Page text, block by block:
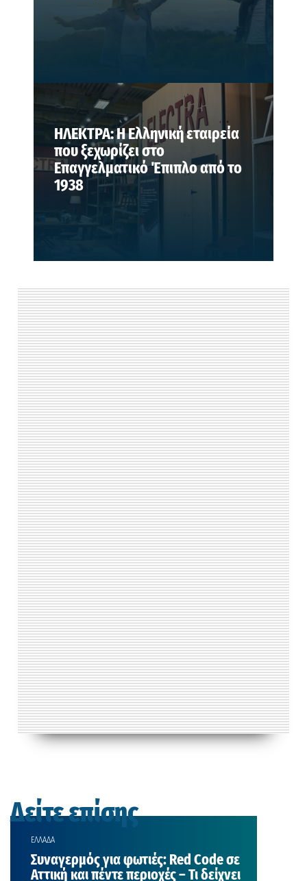
ΗΛΕΚΤΡΑ: Η Ελληνική εταιρεία
που ξεχωρίζει στο
Επαγγελματικό Έπιπλο από το
1938
Δείτε επίσης
ΕΛΛΑΔΑ
Συναγερμός για φωτιές: Red Code σε
Αττική και πέντε περιοχές – Τι δείχνει